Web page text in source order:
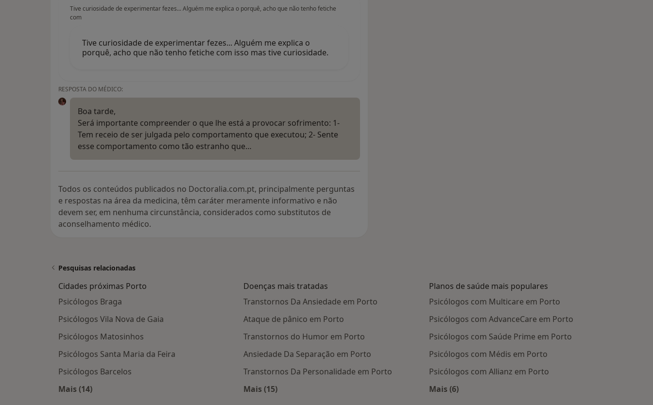
Tive curiosidade de experimentar fezes... Alguém me explica o porquê, acho que não tenho fetiche
com
Tive curiosidade de experimentar fezes... Alguém me explica o
porquê, acho que não tenho fetiche com isso mas tive curiosidade.
RESPOSTA DO MÉDICO:
Boa tarde,
Será importante compreender o que lhe está a provocar sofrimento: 1-
Tem receio de ser julgada pelo comportamento que executou; 2- Sente
esse comportamento como tão estranho que…
Todos os conteúdos publicados no Doctoralia.com.pt, principalmente perguntas
e respostas na área da medicina, têm caráter meramente informativo e não
devem ser, em nenhuma circunstância, considerados como substitutos de
aconselhamento médico.
Pesquisas relacionadas
Cidades próximas Porto
Psicólogos Braga
Psicólogos Vila Nova de Gaia
Psicólogos Matosinhos
Psicólogos Santa Maria da Feira
Psicólogos Barcelos
Mais (14)
Doenças mais tratadas
Transtornos Da Ansiedade em Porto
Ataque de pânico em Porto
Transtornos do Humor em Porto
Ansiedade Da Separação em Porto
Transtornos Da Personalidade em Porto
Mais (15)
Planos de saúde mais populares
Psicólogos com Multicare em Porto
Psicólogos com AdvanceCare em Porto
Psicólogos com Saúde Prime em Porto
Psicólogos com Médis em Porto
Psicólogos com Allianz em Porto
Mais (6)